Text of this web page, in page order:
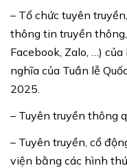
– Tổ chức tuyên
thông tin truyền
Facebook, Zalo, …)
nghĩa của Tuần lễ
2025.
– Tuyên truyền thông
– Tuyên truyền, cổ
viện bằng các hình